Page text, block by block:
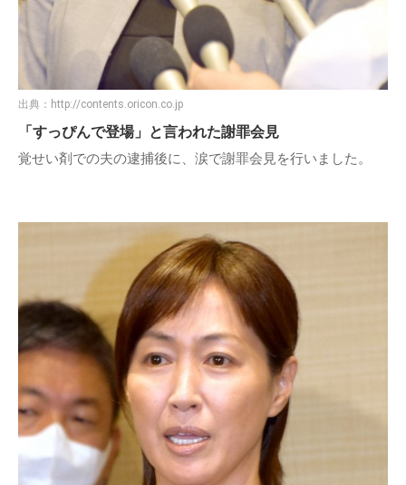
出典： http://contents.oricon.co.jp
「すっぴんで登場」と言われた謝罪会見
覚せい剤での夫の逮捕後に、涙で謝罪会見を行いました。